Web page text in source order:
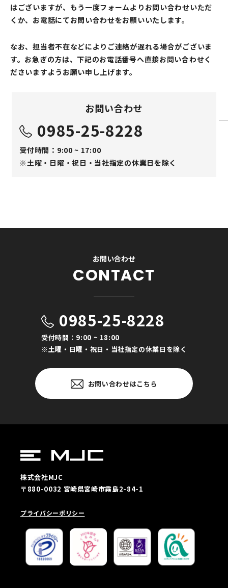
はございますが、もう一度フォームよりお問い合わせいただ
くか、お電話にてお問い合わせをお願いいたします。
なお、担当者不在などによりご連絡が遅れる場合がございま
す。お急ぎの方は、下記のお電話番号へ直接お問い合わせく
ださいますようお願い申し上げます。
お問い合わせ
0985-25-8228
受付時間：9:00 ~ 17:00
※土曜・日曜・祝日・当社指定の休業日を除く
お問い合わせ
CONTACT
0985-25-8228
受付時間：9:00 ~ 18:00
※土曜・日曜・祝日・当社指定の休業日を除く
お問い合わせはこちら
株式会社MJC
〒880-0032 宮崎県宮崎市霧島2-84-1
プライバシーポリシー